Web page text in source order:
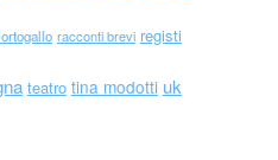
racconti brevi registi
teatro tina modotti uk